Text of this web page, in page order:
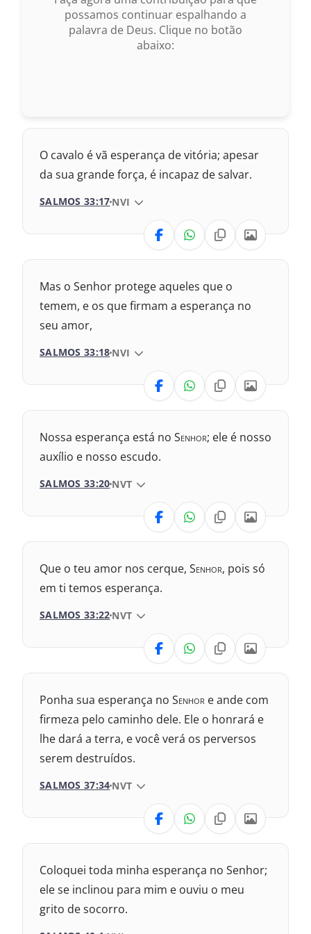
1993 – Almeida Revisada e Atualizada
possamos continuar espalhando a
palavra de Deus. Clique no botão
abaixo:
O cavalo é vã esperança de vitória; apesar
da sua grande força, é incapaz de salvar.
SALMOS 33:17 VERSÃO DA BÍBLIA
NVI
VERSÃO
2017 – Nova Almeida Atualizada
1969 – Almeida Revisada e Corrigida
1993 – Almeida Revisada e Atualizada
Mas o Senhor protege aqueles que o
temem, e os que firmam a esperança no
seu amor,
SALMOS 33:18 VERSÃO DA BÍBLIA
NVI
VERSÃO
2017 – Nova Almeida Atualizada
2009 – Almeida Revisada e Corrigida
1969 – Almeida Revisada e Corrigida
Nossa esperança está no Senhor; ele é nosso
auxílio e nosso escudo.
SALMOS 33:20 VERSÃO DA BÍBLIA
NVT
VERSÃO
2017 – Nova Almeida Atualizada
2009 – Almeida Revisada e Corrigida
1969 – Almeida Revisada e Corrigida
Que o teu amor nos cerque, Senhor, pois só
em ti temos esperança.
SALMOS 33:22 VERSÃO DA BÍBLIA
NVT
VERSÃO
2017 – Nova Almeida Atualizada
2009 – Almeida Revisada e Corrigida
1969 – Almeida Revisada e Corrigida
1993 – Almeida Revisada e Atualizada
Ponha sua esperança no Senhor e ande com
firmeza pelo caminho dele. Ele o honrará e
lhe dará a terra, e você verá os perversos
serem destruídos.
SALMOS 37:34 VERSÃO DA BÍBLIA
NVT
VERSÃO
2017 – Nova Almeida Atualizada
2009 – Almeida Revisada e Corrigida
Coloquei toda minha esperança no Senhor;
ele se inclinou para mim e ouviu o meu
grito de socorro.